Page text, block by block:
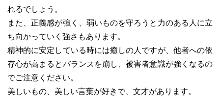
れるでしょう。
また、正義感が強く、弱いものを守ろうと力のある人に立
ち向かっていく強さもあります。
精神的に安定している時には癒しの人ですが、他者への依
存心が高まるとバランスを崩し、被害者意識が強くなるの
でご注意ください。
美しいもの、美しい言葉が好きで、文才があります。